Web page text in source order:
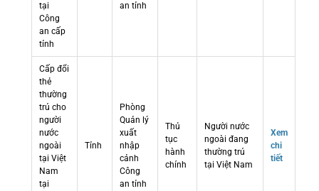
tại
Công
an cấp
tỉnh
an tỉnh
Cấp đổi
thẻ
thường
trú cho
người
nước
ngoài
tại Việt
Nam
tại
Tỉnh
Phòng
Quản lý
xuất
nhập
cảnh
Công
an tỉnh
Thủ
tục
hành
chính
Người nước
ngoài đang
thường trú
tại Việt Nam
Xem
chi
tiết